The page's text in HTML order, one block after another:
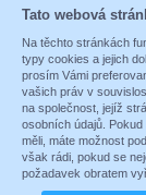
© 1989
Tato webová
Na těchto stránkách
typy cookies a jejich
prosím Vámi
vašich práv v
na společnost, jejíž
osobních údajů.
měli, máte možnost
však rádi, pokud se
požadavek obratem